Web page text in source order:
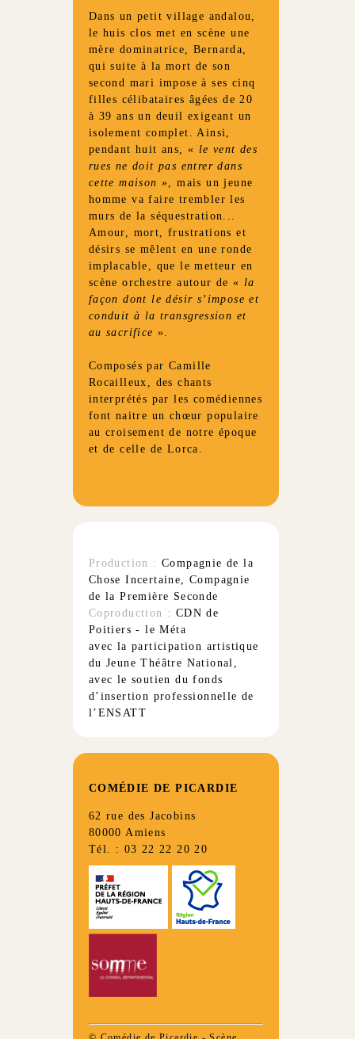
Dans un petit village andalou,
le huis clos met en scène une
mère dominatrice, Bernarda,
qui suite à la mort de son
second mari impose à ses cinq
filles célibataires âgées de 20
à 39 ans un deuil exigeant un
isolement complet. Ainsi,
pendant huit ans, « le vent des
rues ne doit pas entrer dans
cette maison », mais un jeune
homme va faire trembler les
murs de la séquestration...
Amour, mort, frustrations et
désirs se mêlent en une ronde
implacable, que le metteur en
scène orchestre autour de « la
façon dont le désir s’impose et
conduit à la transgression et
au sacrifice ».
Composés par Camille
Rocailleux, des chants
interprétés par les comédiennes
font naitre un chœur populaire
au croisement de notre époque
et de celle de Lorca.
Production : Compagnie de la
Chose Incertaine, Compagnie
de la Première Seconde
Coproduction : CDN de
Poitiers - le Méta
avec la participation artistique
du Jeune Théâtre National,
avec le soutien du fonds
d’insertion professionnelle de
l’ENSATT
COMÉDIE DE PICARDIE
62 rue des Jacobins
80000 Amiens
Tél. : 03 22 22 20 20